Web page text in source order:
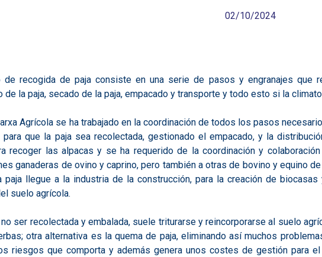
02/10/2024
de recogida de paja consiste en una serie de pasos y engranajes que
de la paja, secado de la paja, empacado y transporte y todo esto si la
Agrícola se ha trabajado en la coordinación de todos los pasos
que la paja sea recolectada, gestionado el empacado, y la
recoger las alpacas y se ha requerido de la coordinación y
ganaderas de ovino y caprino, pero también a otras de bovino y equino
paja llegue a la industria de la construcción, para la creación de
suelo agrícola.
no ser recolectada y embalada, suele triturarse y reincorporarse al suelo
otra alternativa es la quema de paja, eliminando así muchos
riesgos que comporta y además genera unos costes de gestión para